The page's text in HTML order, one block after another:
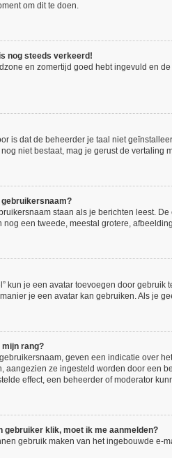
om dit te doen.
nog steeds verkeerd!
en zomertijd goed hebt ingevuld en
is dat de beheerder je taal niet
niet bestaat, mag je gerust de
gebruikersnaam?
staan als je berichten leest.
nog een tweede, meestal grotere,
kun je een avatar toevoegen door
je een avatar kan gebruiken. Als je
mijn rang?
geven een indicatie over
aangezien ze ingesteld worden door een
effect, een beheerder of moderator
gebruiker klik, moet ik me aanmelden?
gebruik maken van het ingebouwde e-